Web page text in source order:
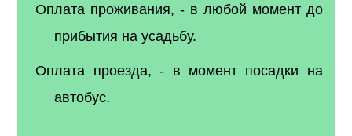
Оплата проживания, - в любой момент до
прибытия на усадьбу.
Оплата проезда, - в момент посадки на
автобус.